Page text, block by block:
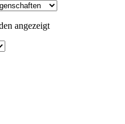
angezeigt